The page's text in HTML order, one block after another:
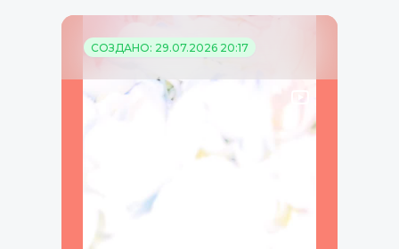
СОЗДАНО: 29.07.2026 20:17